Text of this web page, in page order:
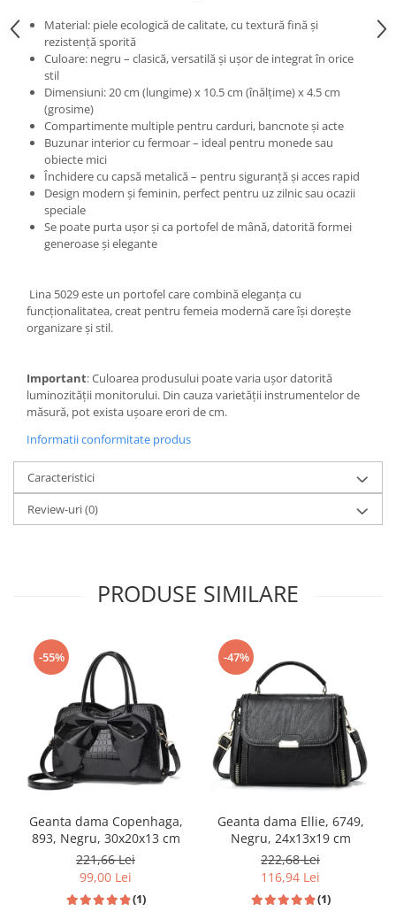
Material: piele ecologică de calitate, cu textură fină și
rezistență sporită
Culoare: negru – clasică, versatilă și ușor de integrat în orice
stil
Dimensiuni: 20 cm (lungime) x 10.5 cm (înălțime) x 4.5 cm
(grosime)
Compartimente multiple pentru carduri, bancnote și acte
Buzunar interior cu fermoar – ideal pentru monede sau
obiecte mici
Închidere cu capsă metalică – pentru siguranță și acces rapid
Design modern și feminin, perfect pentru uz zilnic sau ocazii
speciale
Se poate purta ușor și ca portofel de mână, datorită formei
generoase și elegante
Lina 5029 este un portofel care combină eleganța cu
funcționalitatea, creat pentru femeia modernă care își dorește
organizare și stil.
Important: Culoarea produsului poate varia ușor datorită
luminozității monitorului. Din cauza varietății instrumentelor de
măsură, pot exista ușoare erori de cm.
Informatii conformitate produs
Caracteristici
Review-uri(0)
PRODUSE SIMILARE
-55%
Geanta dama Copenhaga,
893, Negru, 30x20x13 cm
221,66 Lei
99,00 Lei
(1)
-47%
Geanta dama Ellie, 6749,
Negru, 24x13x19 cm
222,68 Lei
116,94 Lei
(1)